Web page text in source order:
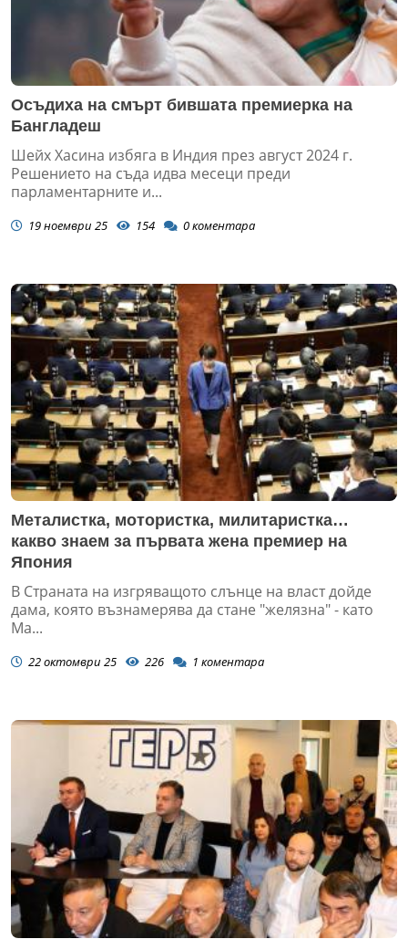
Осъдиха на смърт бившата премиерка на
Бангладеш
Шейх Хасина избяга в Индия през август 2024 г.
Решението на съда идва месеци преди
парламентарните и...
19 ноември 25 154 0коментара
Металистка, мотористка, милитаристка…
какво знаем за първата жена премиер на
Япония
В Страната на изгряващото слънце на власт дойде
дама, която възнамерява да стане "желязна" - като
Ма...
22 октомври 25 226 1 коментара